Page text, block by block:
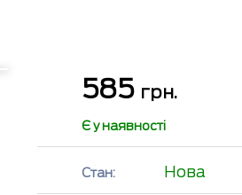
585 грн.
Є у наявності
Стан: Нова